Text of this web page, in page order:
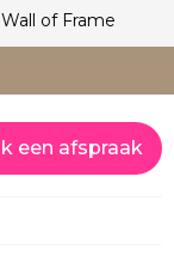
Wall of Frame
een afspraak